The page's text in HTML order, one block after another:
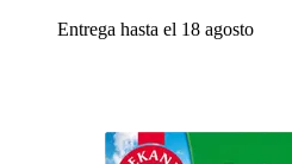
Entrega hasta el 18 agosto